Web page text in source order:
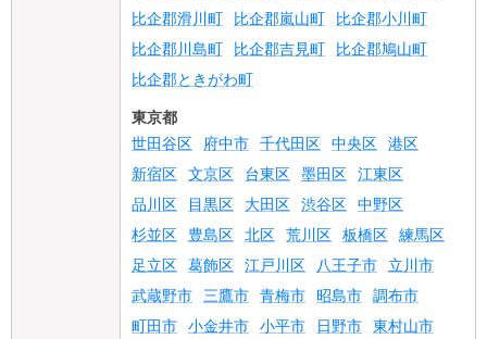
比企郡滑川町 比企郡嵐山町 比企郡小川町
比企郡川島町 比企郡吉見町 比企郡鳩山町
比企郡ときがわ町
東京都
世田谷区 府中市 千代田区 中央区 港区
新宿区 文京区 台東区 墨田区 江東区
品川区
目黒区 大田区 渋谷区 中野区
杉並区 豊島区 北区 荒川区 板橋区 練馬区
足立区 葛飾区 江戸川区 八王子市 立川市
武蔵野市 三鷹市 青梅市 昭島市 調布市
町田市 小金井市 小平市 日野市 東村山市